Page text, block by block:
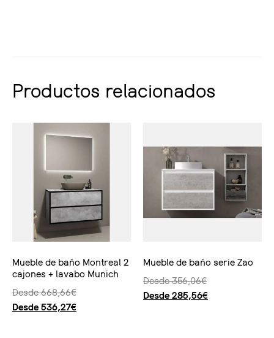
Productos relacionados
Mueble de baño Montreal 2
cajones + lavabo Munich
Desde668,66€
Desde 536,27€
Mueble de baño serie Zao
Desde356,06€
Desde 285,56€